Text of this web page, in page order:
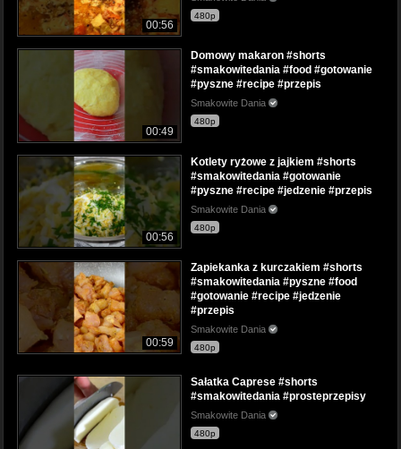
00:56
480p
00:49
Domowy makaron #shorts
#smakowitedania #food #gotowanie
#pyszne #recipe #przepis
Smakowite Dania
480p
00:56
Kotlety ryżowe z jajkiem #shorts
#smakowitedania #gotowanie
#pyszne #recipe #jedzenie #przepis
Smakowite Dania
480p
00:59
Zapiekanka z kurczakiem #shorts
#smakowitedania #pyszne #food
#gotowanie #recipe #jedzenie
#przepis
Smakowite Dania
480p
Sałatka Caprese #shorts
#smakowitedania #prosteprzepisy
Smakowite Dania
480p